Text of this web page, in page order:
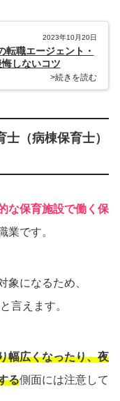
2023年10月20日
転職エージェント・
しないコツ
>続きを読む
（病棟保育士）
な保育施設で働く保
業です。
象になるため、
言えます。
幅広くなったり、夜
る側面には注意して